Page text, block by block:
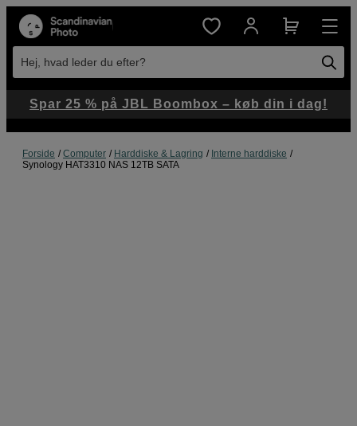
Hej, hvad leder du efter?
Forside Computer Harddiske & Lagring
Interne harddiske
Synology HAT3310 NAS 12TB SATA
Spar 25 % på JBL Boombox – køb din i dag!